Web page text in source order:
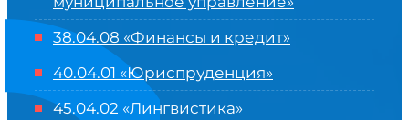
38.04.08 «Финансы и кредит»
40.04.01 «Юриспруденция»
45.04.02 «Лингвистика»